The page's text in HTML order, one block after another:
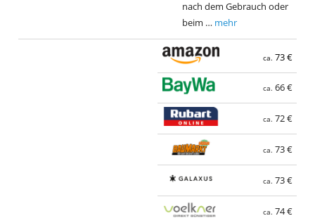
nach dem Gebrauch oder
beim … mehr
ca. 73 €
ca. 66 €
ca. 72 €
ca. 73 €
ca. 73 €
ca. 74 €